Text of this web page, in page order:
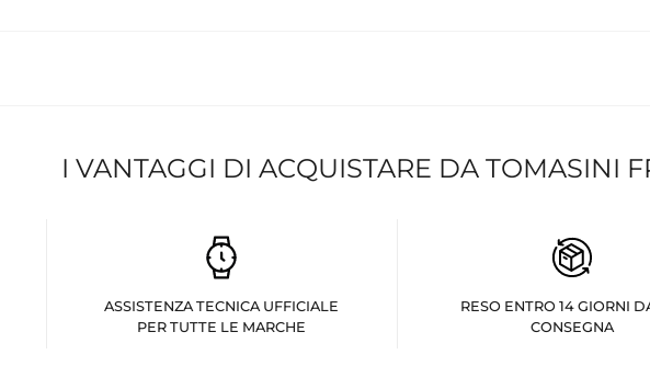
I VANTAGGI DI ACQUISTARE DA TOMASINI
ASSISTENZA TECNICA UFFICIALE
PER TUTTE LE MARCHE
RESO ENTRO 14 GIORNI
CONSEGNA